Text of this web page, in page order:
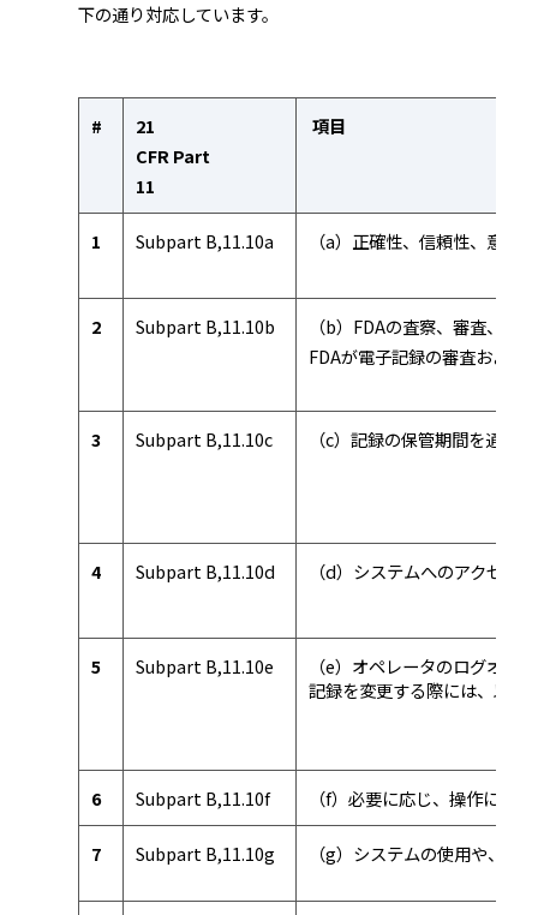
下の通り対応しています。
#
21
CFR Part
11
項目
1 Subpart B,11.10a （a）正確性、信頼性、意
2 Subpart B,11.10b
（b）FDAの査察、審査、
FDAが電子記録の審査および
3 Subpart B,11.10c （c）記録の保管期間を通じ
4 Subpart B,11.10d （d）システムへのアクセス
5 Subpart B,11.10e
（e）オペレータのログオ
記録を変更する際には、以前
6 Subpart B,11.10f （f）必要に応じ、操作に関
7 Subpart B,11.10g （g）システムの使用や、